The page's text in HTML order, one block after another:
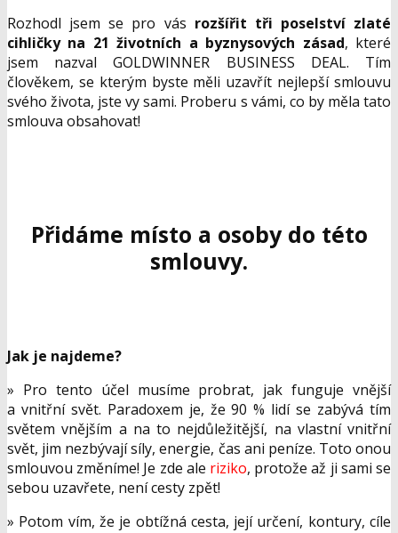
Rozhodl jsem se pro vás rozšířit tři poselství zlaté
cihličky na 21 životních a byznysových zásad, které
jsem nazval GOLDWINNER BUSINESS DEAL. Tím
člověkem, se kterým byste měli uzavřít nejlepší smlouvu
svého života, jste vy sami. Proberu s vámi, co by měla tato
smlouva obsahovat!
Přidáme místo a osoby do této
smlouvy.
Jak je najdeme?
» Pro tento účel musíme probrat, jak funguje vnější
a vnitřní svět. Paradoxem je, že 90 % lidí se zabývá tím
světem vnějším a na to nejdůležitější, na vlastní vnitřní
svět, jim nezbývají síly, energie, čas ani peníze. Toto onou
smlouvou změníme! Je zde ale riziko, protože až ji sami se
sebou uzavřete, není cesty zpět!
» Potom vím, že je obtížná cesta, její určení, kontury, cíle